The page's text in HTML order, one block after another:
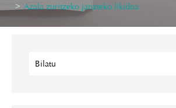
Azala zuritzeko janzteko likidoa